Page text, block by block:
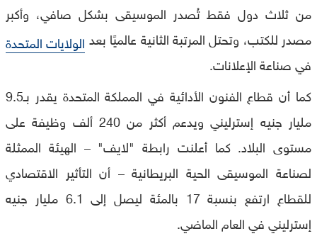
من ثلاث دول فقط تُصدر الموسيقى بشكل صافي، وأكبر
مصدر للكتب، وتحتل المرتبة الثانية عالميًا بعد الولايات المتحدة
في صناعة الإعلانات.
كما أن قطاع الفنون الأدائية في المملكة المتحدة يقدر بـ9.5
مليار جنيه إسترليني ويدعم أكثر من 240 ألف وظيفة على
مستوى البلاد. كما أعلنت رابطة "لايف" – الهيئة الممثلة
لصناعة الموسيقى الحية البريطانية – أن التأثير الاقتصادي
للقطاع ارتفع بنسبة 17 بالمئة ليصل إلى 6.1 مليار جنيه
إسترليني في العام الماضي.